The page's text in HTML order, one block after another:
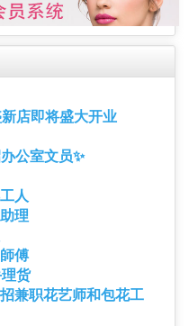
店即将盛大开业
公室文员✨
人
理
傅
货
兼职花艺师和包花工